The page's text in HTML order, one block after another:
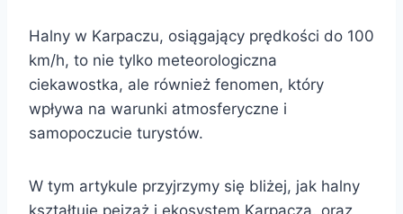
Halny w Karpaczu, osiągający prędkości do 100
km/h, to nie tylko meteorologiczna
ciekawostka, ale również fenomen, który
wpływa na warunki atmosferyczne i
samopoczucie turystów.
W tym artykule przyjrzymy się bliżej, jak halny
kształtuje pejzaż i ekosystem Karpacza, oraz